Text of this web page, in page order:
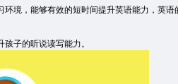
境，能够有效的短时间提升英语能力，英
子的听说读写能力。